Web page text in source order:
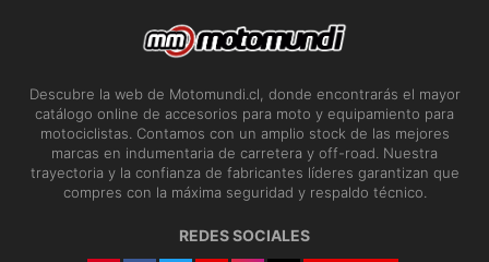
Descubre la web de Motomundi.cl, donde encontrarás el mayor
catálogo online de accesorios para moto y equipamiento para
motociclistas. Contamos con un amplio stock de las mejores
marcas en indumentaria de carretera y off-road. Nuestra
trayectoria y la confianza de fabricantes líderes garantizan que
compres con la máxima seguridad y respaldo técnico.
REDES SOCIALES